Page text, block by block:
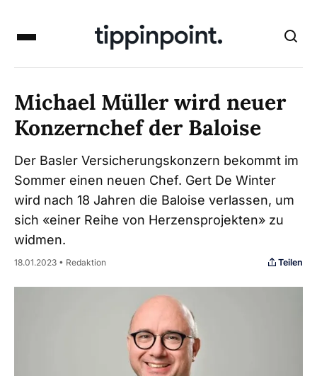
Michael Müller wird neuer
Konzernchef der Baloise
Der Basler Versicherungskonzern bekommt im
Sommer einen neuen Chef. Gert De Winter
wird nach 18 Jahren die Baloise verlassen, um
sich «einer Reihe von Herzensprojekten» zu
widmen.
18.01.2023 • Redaktion Teilen